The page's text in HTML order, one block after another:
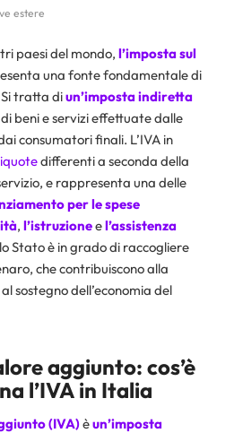
estere
paesi del mondo, l’imposta sul
una fonte fondamentale di
tratta diun’imposta indiretta
beni e servizi effettuate dalle
consumatori finali. L’IVA in
differenti a seconda della
e rappresenta una delle
per le spese
, l’istruzioneel’assistenza
Stato è in grado di raccogliere
che contribuiscono alla
sostegno dell’economia del
aggiunto: cos’è
l’IVA in Italia
(IVA)èun’imposta